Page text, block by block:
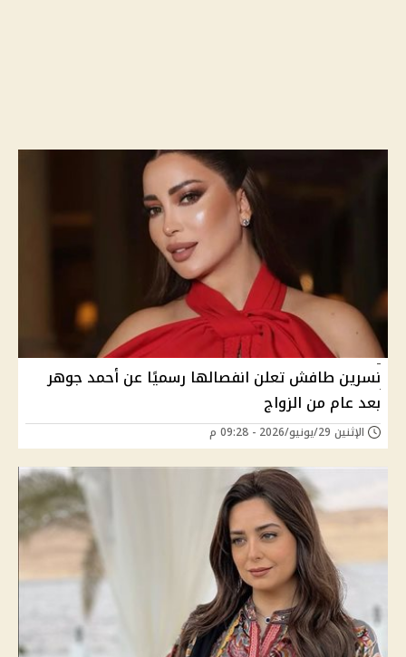
نسرين طافش تعلن انفصالها رسميًا عن أحمد جوهر
بعد عام من الزواج
الإثنين 29/يونيو/2026 - 09:28 م